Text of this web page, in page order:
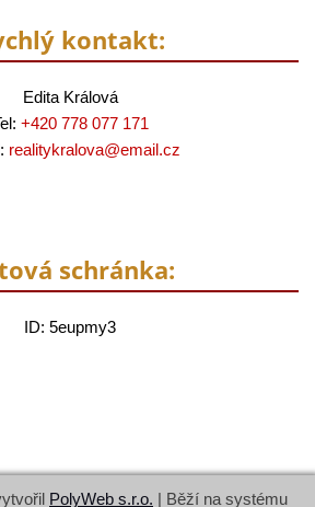
kontakt:
Edita Králová
+420 778 077 171
realitykralova@email.cz
schránka:
ID: 5eupmy3
PolyWeb s.r.o. | Běží na systému